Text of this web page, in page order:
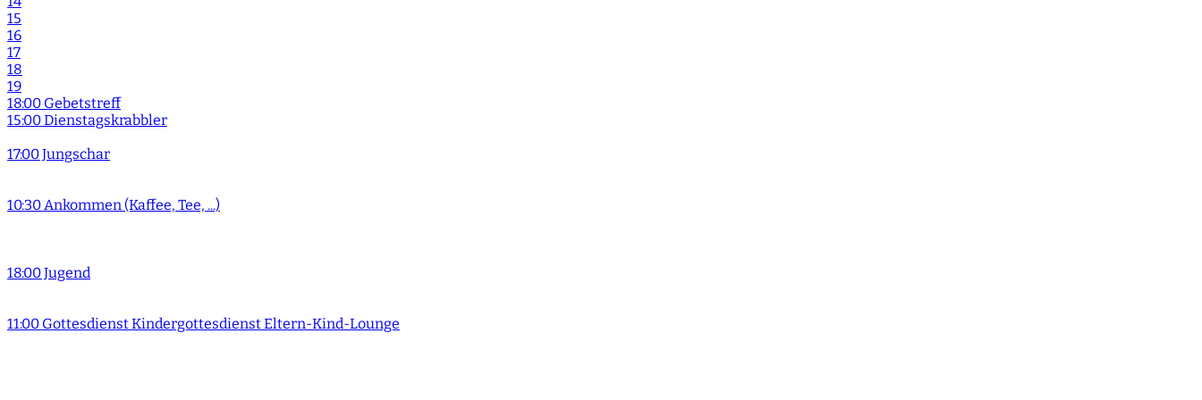
15
16
17
18
19
18:00 Gebetstreff
15:00 Dienstagskrabbler
17:00 Jungschar
10:30 Ankommen (Kaffee, Tee, ...)
18:00 Jugend
11:00 Gottesdienst Kindergottesdienst Eltern-Kind-Lounge